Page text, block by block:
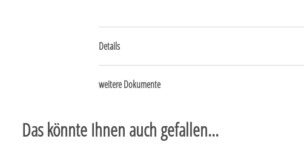
Details
weitere Dokumente
Das könnte Ihnen auch gefallen...